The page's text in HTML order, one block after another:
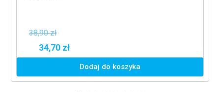
38,90 zł
34,70 zł
Dodaj do koszyka